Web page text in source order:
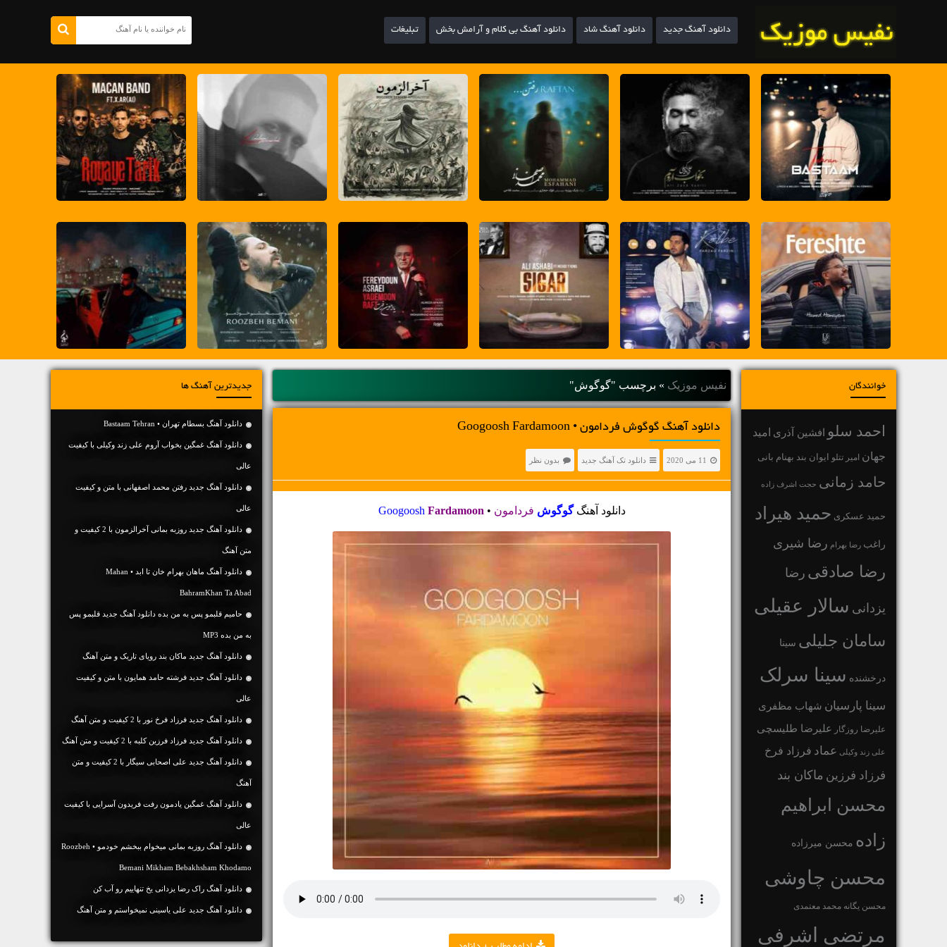
دانلود آهنگ جدید دانلود آهنگ شاد دانلود آهنگ بی کلام و آرامش بخش تبلیغات
خوانندگان
احمد سلو افشین آذری امید
جهان امیر تتلو ایوان بند بهنام بانی
حامد زمانی حجت اشرف زاده
حمید عسکری حمید هیراد
راغب رضا بهرام رضا شیری
رضا صادقی رضا
یزدانی سالار عقیلی
سامان جلیلی سینا
درخشنده سینا سرلک
سینا پارسیان شهاب مظفری
علیرضا روزگار علیرضا طلیسچی
علی زند وکیلی عماد فرزاد فرخ
فرزاد فرزین ماکان بند
محسن ابراهیم
زاده محسن میرزاده
محسن چاوشی
محسن یگانه محمد معتمدی
مرتضی اشرفی
نفیس موزیک » برچسب "گوگوش"
دانلود آهنگ گوگوش فردامون • Googoosh Fardamoon
11 می 2020 دانلود تک آهنگ جدید بدون نظر
دانلود آهنگ گوگوش فردامون •
Googoosh Fardamoon
جدیدترین آهنگ ها
دانلود آهنگ بسطام تهران • Bastaam Tehran
دانلود آهنگ غمگین بخواب آروم علی زند وکیلی با کیفیت
عالی
دانلود آهنگ جديد رفتن محمد اصفهانی با متن و کیفیت
عالی
دانلود آهنگ جديد روزبه بمانی آخرالزمون با 2 کیفیت و
متن آهنگ
دانلود آهنگ ماهان بهرام خان تا ابد • Mahan
BahramKhan Ta Abad
حامیم قلبمو پس به من بده دانلود آهنگ جدید قلبمو پس
به من بده MP3
دانلود آهنگ جديد ماکان بند رویای تاریک و متن آهنگ
دانلود آهنگ جديد فرشته حامد همایون با متن و کیفیت
عالی
دانلود آهنگ جديد فرزاد فرخ نور با 2 کیفیت و متن آهنگ
دانلود آهنگ جديد فرزاد فرزین کلبه با 2 کیفیت و متن آهنگ
دانلود آهنگ جديد علی اصحابی سیگار با 2 کیفیت و متن
آهنگ
دانلود آهنگ غمگین یادمون رفت فریدون آسرایی با کیفیت
عالی
دانلود آهنگ روزبه بمانی میخوام ببخشم خودمو • Roozbeh
Bemani Mikham Bebakhsham Khodamo
دانلود آهنگ راک رضا یزدانی یخ تنهاییم رو آب کن
دانلود آهنگ جديد علی یاسینی نمیخواستم و متن آهنگ